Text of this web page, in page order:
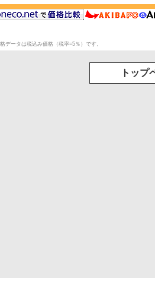
データは税込み価格（税率=5％）です。
トップ